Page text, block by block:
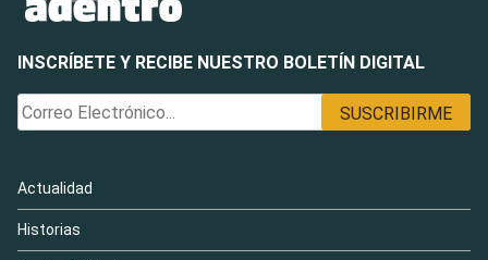
INSCRÍBETE Y RECIBE NUESTRO BOLETÍN DIGITAL
Actualidad
Historias